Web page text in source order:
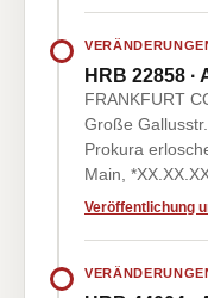
HRB 22858
FRANKFURT
Große
Prokura
Main,
Veröffentlichung